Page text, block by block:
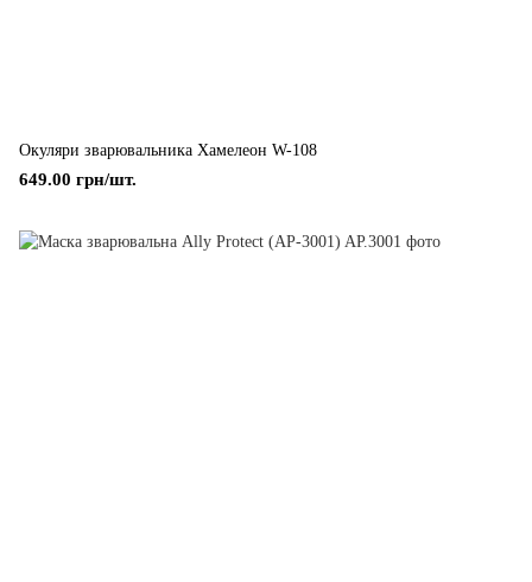
Окуляри зварювальника Хамелеон W-108
649.00 грн/шт.